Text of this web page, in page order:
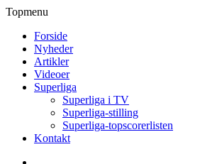
Topmenu
Forside
Nyheder
Artikler
Videoer
Superliga
Superliga i TV
Superliga-stilling
Superliga-topscorerlisten
Kontakt